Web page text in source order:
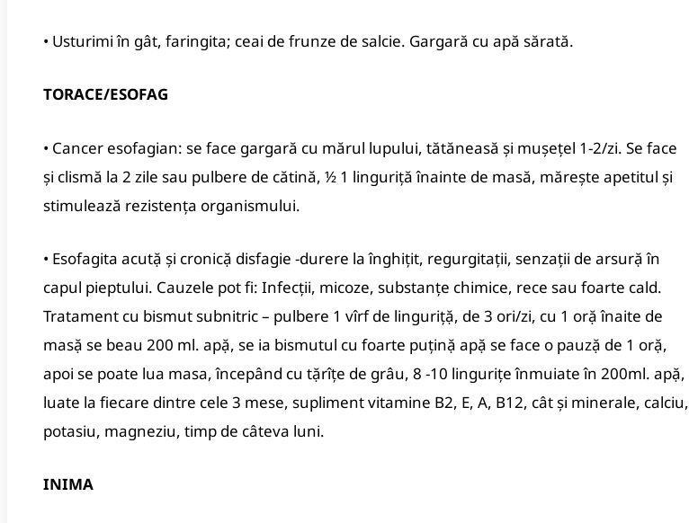
• Usturimi în gât, faringita; ceai de frunze de salcie. Gargară cu apă sărată.
TORACE/ESOFAG
• Cancer esofagian: se face gargară cu mărul lupului, tătăneasă şi muşeţel 1-2/zi. Se face
şi clismă la 2 zile sau pulbere de cătină, ½ 1 linguriţă înainte de masă, măreşte apetitul şi
stimulează rezistenţa organismului.
• Esofagita acutặ şi cronicặ disfagie -durere la înghiţit, regurgitaţii, senzaţii de arsurặ în
capul pieptului. Cauzele pot fi: Infecţii, micoze, substanţe chimice, rece sau foarte cald.
Tratament cu bismut subnitric – pulbere 1 vîrf de linguriţặ, de 3 ori/zi, cu 1 orặ înaite de
masặ se beau 200 ml. apặ, se ia bismutul cu foarte puţinặ apặ se face o pauzặ de 1 orặ,
apoi se poate lua masa, începând cu tặrîţe de grâu, 8 -10 linguriţe înmuiate în 200ml. apặ,
luate la fiecare dintre cele 3 mese, supliment vitamine B2, E, A, B12, cât şi minerale, calciu,
potasiu, magneziu, timp de câteva luni.
INIMA